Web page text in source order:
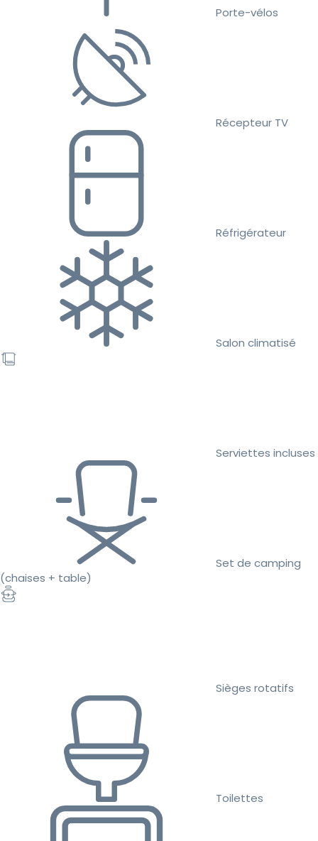
Porte-vélos
Récepteur TV
Réfrigérateur
Salon climatisé
Serviettes incluses
Set de camping
(chaises + table)
Sièges rotatifs
Toilettes